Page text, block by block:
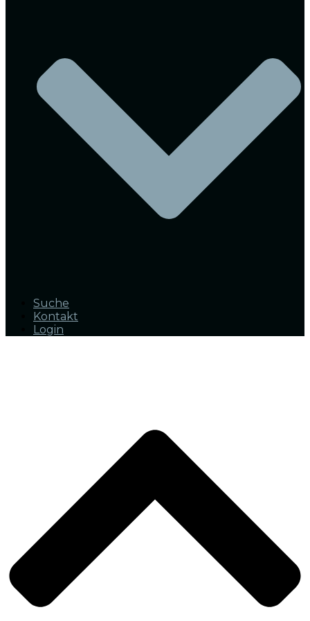
Suche
Kontakt
Login